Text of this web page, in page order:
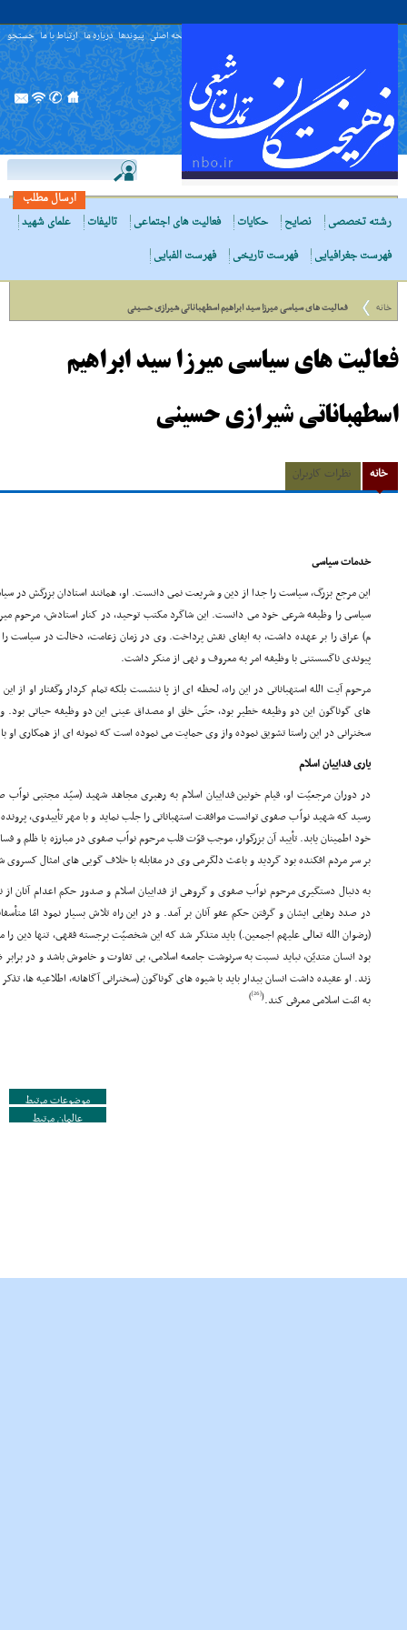
صفحه اصلی پیوندها درباره ما ارتباط با ما جستجو
ارسال مطلب
رشته تخصصی
نصایح حکایات فعالیت های اجتماعی تالیفات
علمای شهید
فهرست جغرافیایی
فهرست تاریخی فهرست الفبایی
خانه فعالیت های سیاسی میرزا سید ابراهیم اسطهباناتی شیرازی حسینی
فعالیت های سیاسی میرزا سید ابراهیم
اسطهباناتی شیرازی حسینی
خانه نظرات کاربران
خدمات سیاسى
این مرجع بزرگ، سیاست را جدا از دین و شریعت نمى دانست. او، همانند استادان بزرگش در
م) عراق را بر عهده داشت، به ایفاى نقش پرداخت. وى در زمان زعامت، دخالت در سیاست
پیوندى ناگسستنى با وظیفه امر به معروف و نهى از منکر داشت.
مرحوم آیت الله استهباناتى در این راه، لحظه اى از پا ننشست بلکه تمام کردار وگفتار او
هاى گوناگون این دو وظیفه خطیر بود، حتّى خلق او مصداق عینى این دو وظیفه حیاتى بود.
سخنرانى در این راستا تشویق نموده واز وى حمایت مى نموده است که نمونه اى از همکارى او
یارى فداییان اسلام
در دوران مرجعیّت او، قیام خونین فداییان اسلام به رهبرى مجاهد شهید (سیّد مجتبى نواّب
رسید که شهید نواّب صفوى توانست موافقت استهباناتى را جلب نماید و با مهر تأییدوى،
خود اطمینان یابد. تأیید آن بزرگوار، موجب قوّت قلب مرحوم نواّب صفوى در مبارزه با ظلم و
بر سر مردم افکنده بود گردید و باعث دلگرمى وى در مقابله با خلاف گویى هاى امثال
به دنبال دستگیرى مرحوم نواّب صفوى و گروهى از فداییان اسلام و صدور حکم اعدام آنان از
در صدد رهایى ایشان و گرفتن حکم عفو آنان بر آمد. و در این راه تلاش بسیار نمود امّا
(رضوان الله تعالى علیهم اجمعین.) باید متذکر شد که این شخصیّت برجسته فقهى، تنها دین
بود انسان متدیّن، نباید نسبت به سرنوشت جامعه اسلامى، بى تفاوت و خاموش باشد و در
زند. او عقیده داشت انسان بیدار باید با شیوه هاى گوناگون (سخنرانى آگاهانه، اطلاعیه ها،
به امّت اسلامى معرفى کند.(
[26]
)
موضوعات مرتبط
عالمان مرتبط